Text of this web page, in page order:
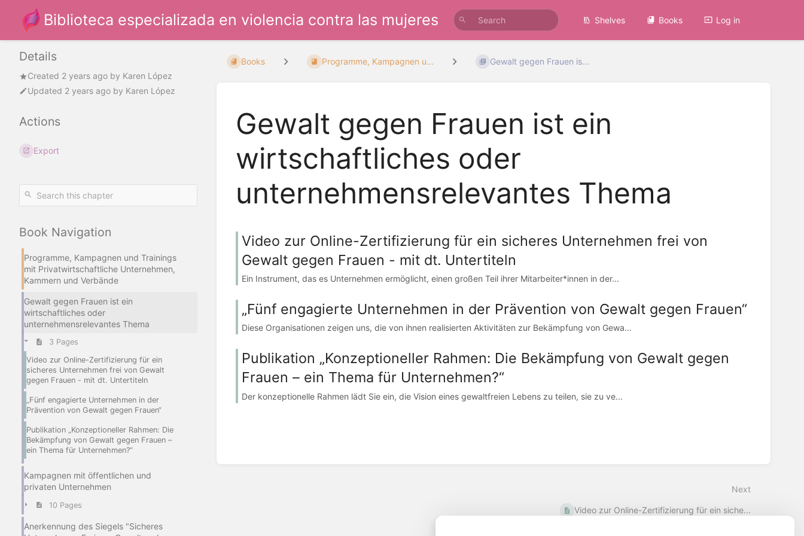
Biblioteca especializada en violencia contra las mujeres Shelves Books Log in
Details
Created 2 years ago by Karen López
Updated 2 years ago by Karen López
Actions
Export
Book Navigation
Programme, Kampagnen und Trainings
mit Privatwirtschaftliche Unternehmen,
Kammern und Verbände
Gewalt gegen Frauen ist ein
wirtschaftliches oder
unternehmensrelevantes Thema
3 Pages
Video zur Online-Zertifizierung für ein
sicheres Unternehmen frei von Gewalt
gegen Frauen - mit dt. Untertiteln
„Fünf engagierte Unternehmen in der
Prävention von Gewalt gegen Frauen“
Publikation „Konzeptioneller Rahmen: Die
Bekämpfung von Gewalt gegen Frauen –
ein Thema für Unternehmen?“
Kampagnen mit öffentlichen und
privaten Unternehmen
10 Pages
Anerkennung des Siegels "Sicheres
Books Programme, Kampagnen u... Gewalt gegen Frauen is...
Gewalt gegen Frauen ist ein
wirtschaftliches oder
unternehmensrelevantes Thema
Video zur Online-Zertifizierung für ein sicheres Unternehmen frei von
Gewalt gegen Frauen - mit dt. Untertiteln
Ein Instrument, das es Unternehmen ermöglicht, einen großen Teil ihrer Mitarbeiter*innen in der...
„Fünf engagierte Unternehmen in der Prävention von Gewalt gegen Frauen“
Diese Organisationen zeigen uns, die von ihnen realisierten Aktivitäten zur Bekämpfung von Gewa...
Publikation „Konzeptioneller Rahmen: Die Bekämpfung von Gewalt gegen
Frauen – ein Thema für Unternehmen?“
Der konzeptionelle Rahmen lädt Sie ein, die Vision eines gewaltfreien Lebens zu teilen, sie zu ve...
Next
Video zur Online-Zertifizierung für ein siche...